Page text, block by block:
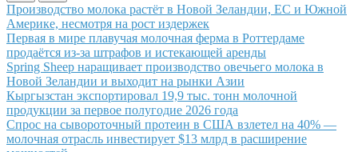
Иллюстрация новости
Производство молока растёт в Новой Зеландии, ЕС и Южной
Америке, несмотря на рост издержек
Иллюстрация новости
Первая в мире плавучая молочная ферма в Роттердаме
продаётся из-за штрафов и истекающей аренды
Иллюстрация новости
Spring Sheep наращивает производство овечьего молока в
Новой Зеландии и выходит на рынки Азии
Иллюстрация новости
Кыргызстан экспортировал 19,9 тыс. тонн молочной
продукции за первое полугодие 2026 года
Иллюстрация новости
Спрос на сывороточный протеин в США взлетел на 40% —
молочная отрасль инвестирует $13 млрд в расширение